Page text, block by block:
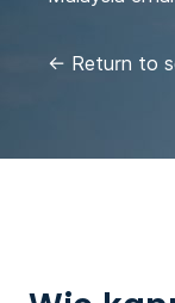
← Return to